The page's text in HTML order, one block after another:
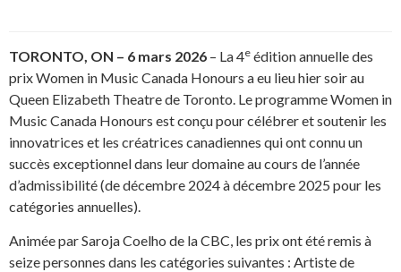
TORONTO, ON – 6 mars 2026 – La 4e édition annuelle des
prix Women in Music Canada Honours a eu lieu hier soir au
Queen Elizabeth Theatre de Toronto. Le programme Women in
Music Canada Honours est conçu pour célébrer et soutenir les
innovatrices et les créatrices canadiennes qui ont connu un
succès exceptionnel dans leur domaine au cours de l’année
d’admissibilité (de décembre 2024 à décembre 2025 pour les
catégories annuelles).
Animée par Saroja Coelho de la CBC, les prix ont été remis à
seize personnes dans les catégories suivantes : Artiste de